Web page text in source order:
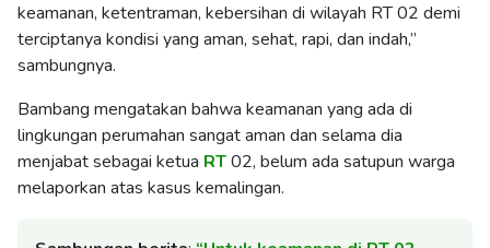
keamanan, ketentraman, kebersihan di wilayah RT 02 demi
terciptanya kondisi yang aman, sehat, rapi, dan indah,”
sambungnya.
Bambang mengatakan bahwa keamanan yang ada di
lingkungan perumahan sangat aman dan selama dia
menjabat sebagai ketua RT02, belum ada satupun warga
melaporkan atas kasus kemalingan.